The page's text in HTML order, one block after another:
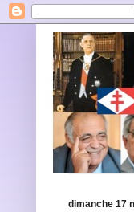
dimanche 17